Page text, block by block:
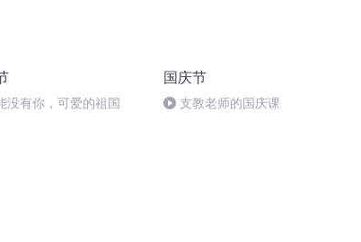
没有你，可爱的祖国
国庆节
支教老师的国庆课